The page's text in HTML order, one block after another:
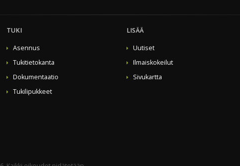
TUKI
Asennus
Tukitietokanta
Dokumentaatio
Tukilipukkeet
LISÄÄ
Uutiset
Ilmaiskokeilut
Sivukartta